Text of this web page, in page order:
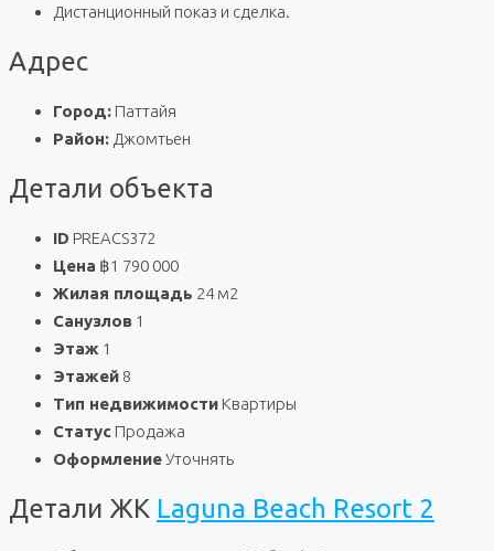
Дистанционный показ и сделка.
Адрес
Город: Паттайя
Район: Джомтьен
Детали объекта
ID PREACS372
Цена ฿1 790 000
Жилая площадь 24 м2
Санузлов 1
Этаж 1
Этажей 8
Тип недвижимости Квартиры
Статус Продажа
ОформлениеУточнять
Детали ЖК Laguna Beach Resort 2